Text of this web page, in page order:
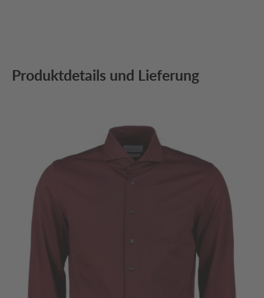
Produktdetails und Lieferung